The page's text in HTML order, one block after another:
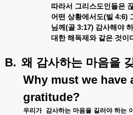
따라서 그리스도인들은
어떤 상황에서도(빌 4:6)
님께 (골 3:17) 감사해야
대한 해독제와 같은 것이
B. 왜 감사하는 마음을
Why must we have
gratitude?
우리가 감사하는 마음을 길러야 하는